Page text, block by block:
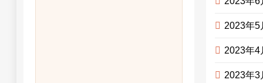
2023年5
2023年4
2023年3